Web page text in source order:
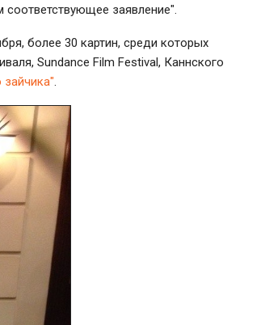
заявление".
более 30 картин, среди которых
Sundance Film Festival, Каннского
зайчика"